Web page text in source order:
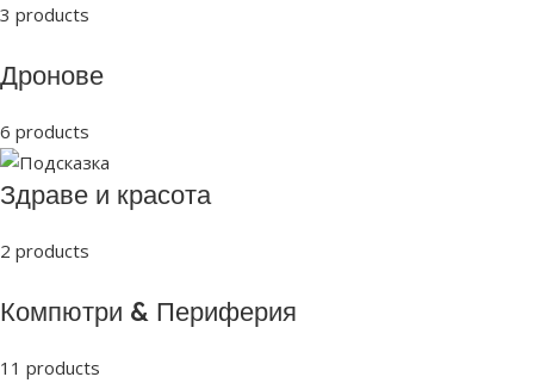
3 products
Дронове
6 products
Здраве и красота
2 products
Компютри & Периферия
11 products